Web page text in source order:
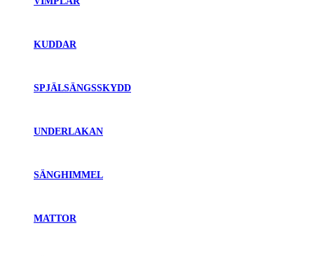
KUDDAR
SPJÄLSÄNGSSKYDD
UNDERLAKAN
SÄNGHIMMEL
MATTOR